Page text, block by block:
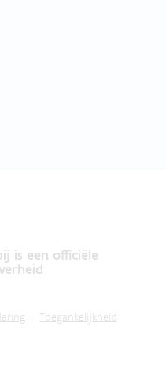
is een officiële
Toegankelijkheid